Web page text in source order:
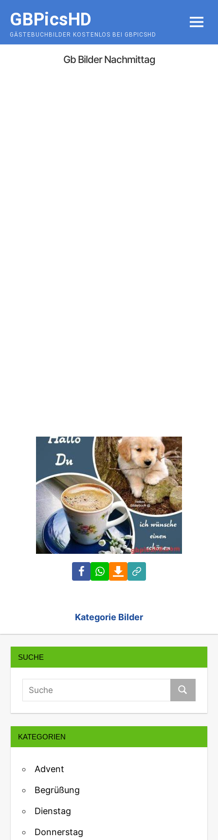
content
GBPicsHD
GÄSTEBUCHBILDER KOSTENLOS BEI GBPICSHD
MENU
Gb Bilder Nachmittag
FacebookWhatsAppDownload
Link
Kategorie Bilder
SUCHE
KATEGORIEN
Advent
Begrüßung
Dienstag
Donnerstag